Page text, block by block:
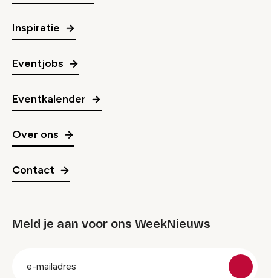
Inspiratie
Eventjobs
Eventkalender
Over ons
Contact
Meld je aan voor ons WeekNieuws